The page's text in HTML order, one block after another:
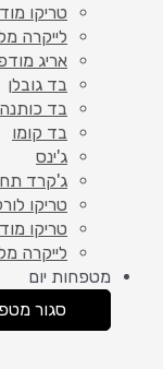
טריקו
לייקרה
אריג
בד גובלן
בד כותנה
בד קומו
ג'ינס
ג'קרד
טריקו
טריקו
לייקרה
מטפחות יום
סגור